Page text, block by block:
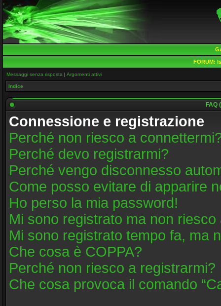
FORUM:
Messaggi senza risposta | Argomenti attivi
Indice
FAQ
Connessione e registrazione
Perché non riesco a
Perché devo registrarmi?
Perché vengo disconnesso
Come posso evitare di apparire
Ho perso la mia password!
Mi sono registrato ma non
Mi sono registrato tempo fa, ma
Che cosa è COPPA?
Perché non riesco a registrarmi?
Che cosa provoca il comando